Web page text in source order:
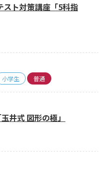
スト対策講座「5科指
小学生 普通
井式 図形の極」